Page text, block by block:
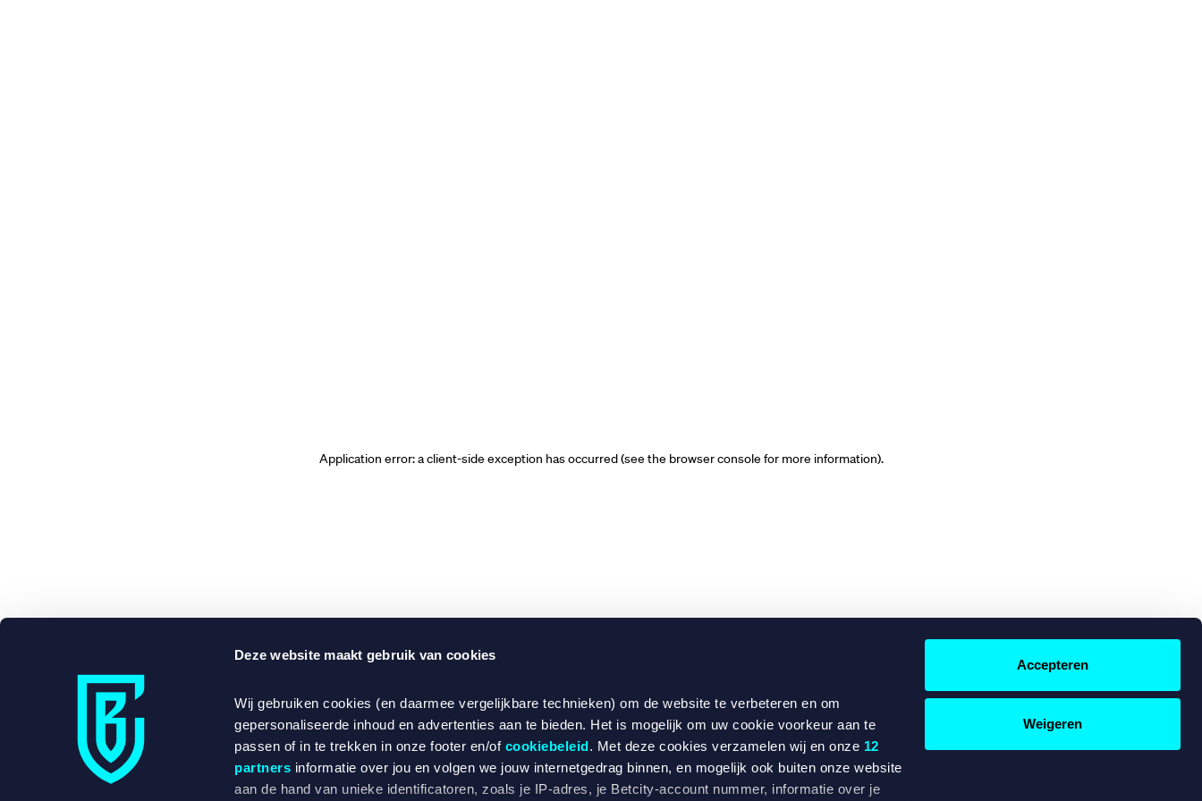
Deze website maakt gebruik van cookies
Wij gebruiken cookies (en daarmee vergelijkbare technieken) om de website te verbeteren en om
gepersonaliseerde inhoud en advertenties aan te bieden. Het is mogelijk om uw cookie voorkeur aan te
passen of in te trekken in onze footer en/of cookiebeleid. Met deze cookies verzamelen wij en onze 12
partners informatie over jou en volgen we jouw internetgedrag binnen, en mogelijk ook buiten onze website
aan de hand van unieke identificatoren, zoals je IP-adres, je Betcity-account nummer, informatie over je
Accepteren
Weigeren
Application error: a client-side exception has occurred (see the browser console for more information).